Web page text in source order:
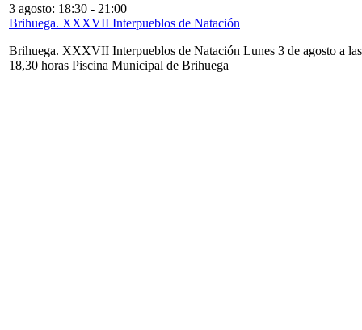
3 agosto: 18:30 - 21:00
Brihuega. XXXVII Interpueblos de Natación
Brihuega. XXXVII Interpueblos de Natación Lunes 3 de agosto a las
18,30 horas Piscina Municipal de Brihuega